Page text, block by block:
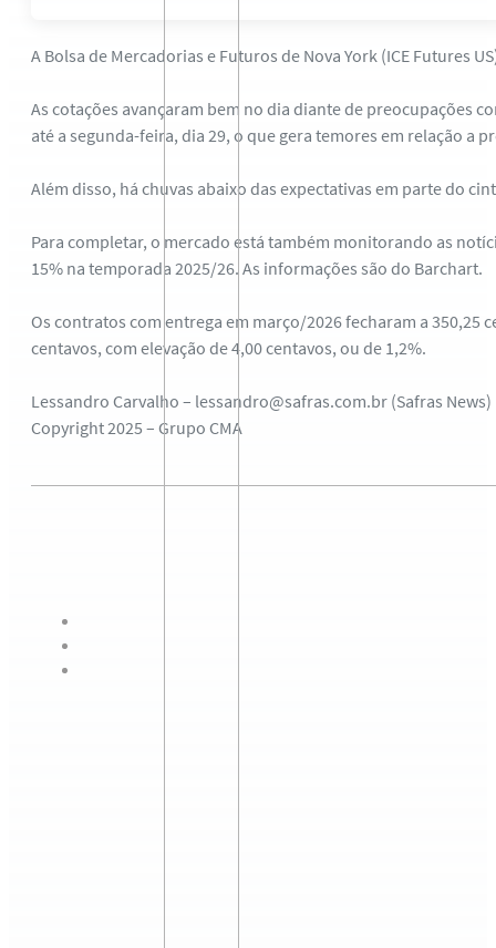
A Bolsa de Mercadorias e Futuros de Nova York (ICE Futures
As cotações avançaram bem no dia diante de preocupações
até a segunda-feira, dia 29, o que gera temores em relação a
Além disso, há chuvas abaixo das expectativas em parte do
Para completar, o mercado está também monitorando as
15% na temporada 2025/26. As informações são do Barchart.
Os contratos com entrega em março/2026 fecharam a 350,25
centavos, com elevação de 4,00 centavos, ou de 1,2%.
Lessandro Carvalho – lessandro@safras.com.br (Safras News)
Copyright 2025 – Grupo CMA